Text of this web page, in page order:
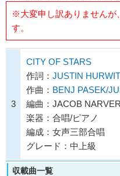
※大変申し訳ありませんが
す。
3
CITY OF STARS
作詞： JUSTIN
作曲： BENJ PASEK/
編曲：JACOB
楽器：合唱/ピアノ
編成：女声三部合唱
グレード：中上級
収載曲一覧